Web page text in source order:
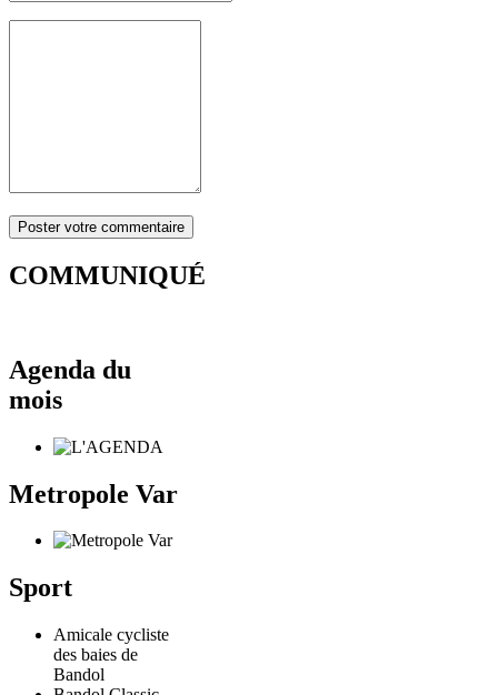
COMMUNIQUÉ
Agenda du
mois
Metropole Var
Sport
Amicale cycliste
des baies de
Bandol